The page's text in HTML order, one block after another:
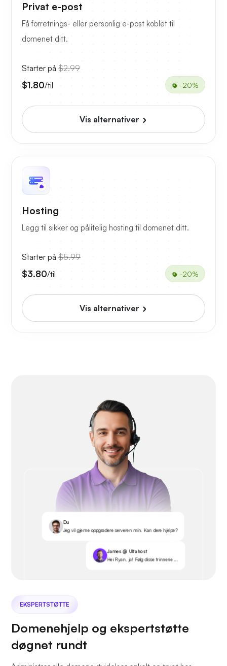
Privat e-post
Få forretnings- eller personlig e-post koblet til
domenet ditt.
Starter på $2.99
$1.80/til -20%
Vis alternativer
Hosting
Legg til sikker og pålitelig hosting til domenet ditt.
Starter på $5.99
$3.80/til -20%
Vis alternativer
Du
Jeg vil gjerne oppgradere serveren min. Kan dere hjelpe?
James @ Ultahost
Hei Ryan, ja! Følg disse trinnene ...
EKSPERTSTØTTE
Domenehjelp og ekspertstøtte
døgnet rundt